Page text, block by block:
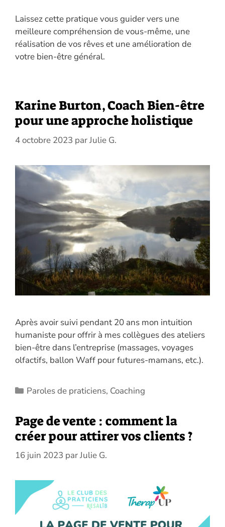
Laissez cette pratique vous guider vers une
meilleure compréhension de vous-même, une
réalisation de vos rêves et une amélioration de
votre bien-être général.
Karine Burton, Coach Bien-être
pour une approche holistique
4 octobre 2023 parJulie G.
Après avoir suivi pendant 20 ans mon intuition
humaniste pour offrir à mes collègues des ateliers
bien-être dans l’entreprise (massages, voyages
olfactifs, ballon Waff pour futures-mamans, etc.).
Catégories
Paroles de praticiens, Coaching
Page de vente : comment la
créer pour attirer vos clients ?
16 juin 2023 parJulie G.